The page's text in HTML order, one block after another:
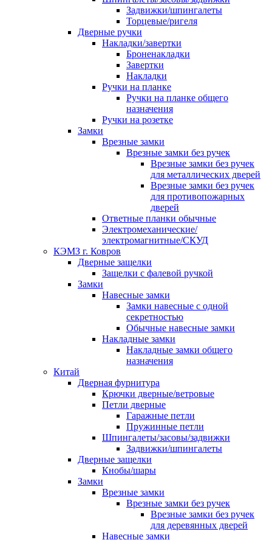
Задвижки/шпингалеты
Торцевые/ригеля
Дверные ручки
Накладки/завертки
Броненакладки
Завертки
Накладки
Ручки на планке
Ручки на планке общего
назначения
Ручки на розетке
Замки
Врезные замки
Врезные замки без ручек
Врезные замки без ручек
для металлических дверей
Врезные замки без ручек
для противопожарных
дверей
Ответные планки обычные
Электромеханические/
электромагнитные/СКУД
КЭМЗ г. Ковров
Дверные защелки
Защелки с фалевой ручкой
Замки
Навесные замки
Замки навесные с одной
секретностью
Обычные навесные замки
Накладные замки
Накладные замки общего
назначения
Китай
Дверная фурнитура
Крючки дверные/ветровые
Петли дверные
Гаражные петли
Пружинные петли
Шпингалеты/засовы/задвижки
Задвижки/шпингалеты
Дверные защелки
Кнобы/шары
Замки
Врезные замки
Врезные замки без ручек
Врезные замки без ручек
для деревянных дверей
Навесные замки